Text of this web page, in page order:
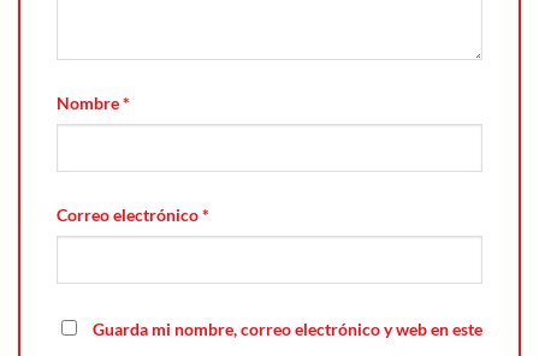
Nombre*
Correo electrónico*
Guarda mi nombre, correo electrónico y web en este